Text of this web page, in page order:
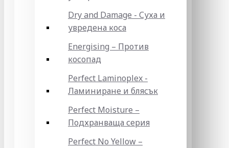
Dry and Damage - Суха и
увредена коса
Energising – Против
косопад
Perfect Laminoplex -
Ламиниране и блясък
Perfect Moisture –
Подхранваща серия
Perfect No Yellow –